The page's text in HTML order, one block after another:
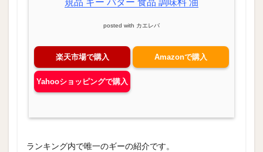
規品 ギー バター 食品 調味料 油
posted with カエレバ
楽天市場で購入 Amazonで購入
Yahooショッピングで購入
ランキング内で唯一のギーの紹介です。